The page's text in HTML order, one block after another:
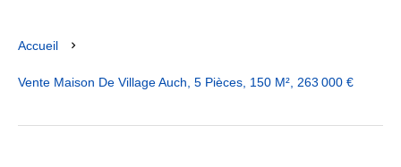
Accueil
Vente Maison De Village Auch, 5 Pièces, 150 M², 263 000 €